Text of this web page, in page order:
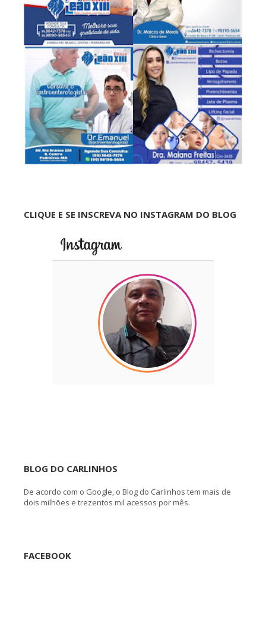
CLIQUE E SE INSCREVA NO INSTAGRAM DO BLOG
BLOG DO CARLINHOS
De acordo com o Google, o Blog do Carlinhos tem mais de
dois milhões e trezentos mil acessos por mês.
FACEBOOK